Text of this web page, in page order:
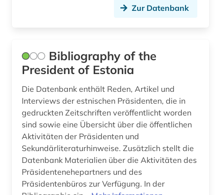
Zur Datenbank
Bibliography of the
President of Estonia
Die Datenbank enthält Reden, Artikel und
Interviews der estnischen Präsidenten, die in
gedruckten Zeitschriften veröffentlicht worden
sind sowie eine Übersicht über die öffentlichen
Aktivitäten der Präsidenten und
Sekundärliteraturhinweise. Zusätzlich stellt die
Datenbank Materialien über die Aktivitäten des
Präsidentenehepartners und des
Präsidentenbüros zur Verfügung. In der